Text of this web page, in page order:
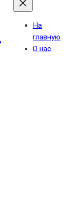
На
главную
О нас